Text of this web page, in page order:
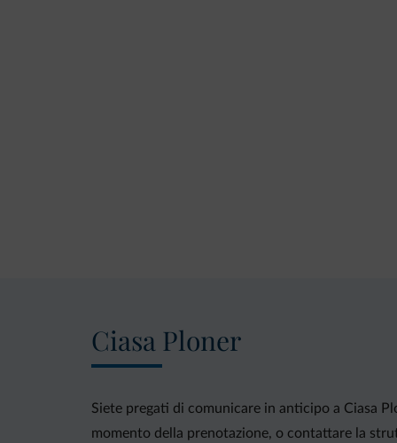
Ciasa Ploner
Siete pregati di comunicare in anticipo a Ciasa
momento della prenotazione, o contattare la